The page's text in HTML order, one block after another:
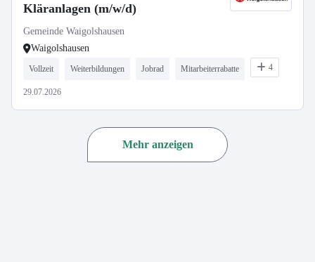
Kläranlagen (m/w/d)
Gemeinde Waigolshausen
Waigolshausen
Vollzeit Weiterbildungen Jobrad Mitarbeiterrabatte 4
29.07.2026
Mehr anzeigen